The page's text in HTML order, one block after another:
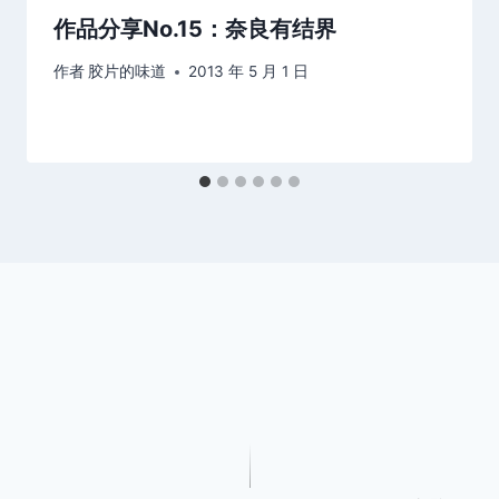
作品分享No.15：奈良有结界
作者 胶片的味道 2013 年 5 月 1 日